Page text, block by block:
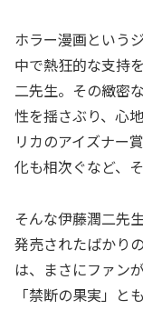
ホラー漫画という
中で熱狂的な支持
二先生。その緻密
性を揺さぶり、心
リカのアイズナー
化も相次ぐなど、
そんな伊藤潤二先
発売されたばかり
は、まさにファン
「禁断の果実」と